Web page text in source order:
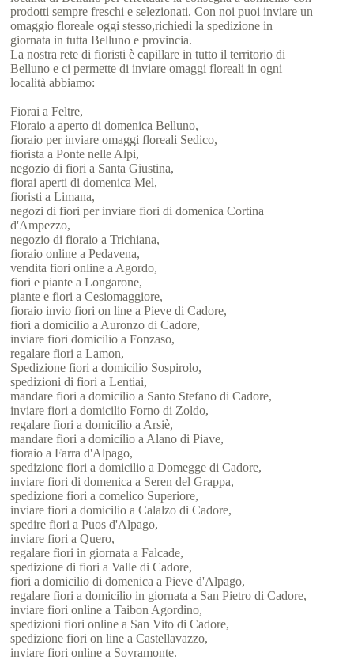
prodotti sempre freschi e selezionati. Con noi puoi inviare un
omaggio floreale oggi stesso,richiedi la spedizione in
giornata in tutta Belluno e provincia.
La nostra rete di fioristi è capillare in tutto il territorio di
Belluno e ci permette di inviare omaggi floreali in ogni
località abbiamo:
Fiorai a Feltre,
Fioraio a aperto di domenica Belluno,
fioraio per inviare omaggi floreali Sedico,
fiorista a Ponte nelle Alpi,
negozio di fiori a Santa Giustina,
fiorai aperti di domenica Mel,
fioristi a Limana,
negozi di fiori per inviare fiori di domenica Cortina
d'Ampezzo,
negozio di fioraio a Trichiana,
fioraio online a Pedavena,
vendita fiori online a Agordo,
fiori e piante a Longarone,
piante e fiori a Cesiomaggiore,
fioraio invio fiori on line a Pieve di Cadore,
fiori a domicilio a Auronzo di Cadore,
inviare fiori domicilio a Fonzaso,
regalare fiori a Lamon,
Spedizione fiori a domicilio Sospirolo,
spedizioni di fiori a Lentiai,
mandare fiori a domicilio a Santo Stefano di Cadore,
inviare fiori a domicilio Forno di Zoldo,
regalare fiori a domicilio a Arsiè,
mandare fiori a domicilio a Alano di Piave,
fioraio a Farra d'Alpago,
spedizione fiori a domicilio a Domegge di Cadore,
inviare fiori di domenica a Seren del Grappa,
spedizione fiori a comelico Superiore,
inviare fiori a domicilio a Calalzo di Cadore,
spedire fiori a Puos d'Alpago,
inviare fiori a Quero,
regalare fiori in giornata a Falcade,
spedizione di fiori a Valle di Cadore,
fiori a domicilio di domenica a Pieve d'Alpago,
regalare fiori a domicilio in giornata a San Pietro di Cadore,
inviare fiori online a Taibon Agordino,
spedizioni fiori online a San Vito di Cadore,
spedizione fiori on line a Castellavazzo,
inviare fiori online a Sovramonte.